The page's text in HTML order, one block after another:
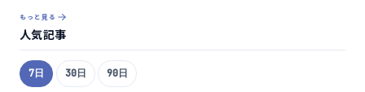
もっと見る
人気記事
7日 30日 90日